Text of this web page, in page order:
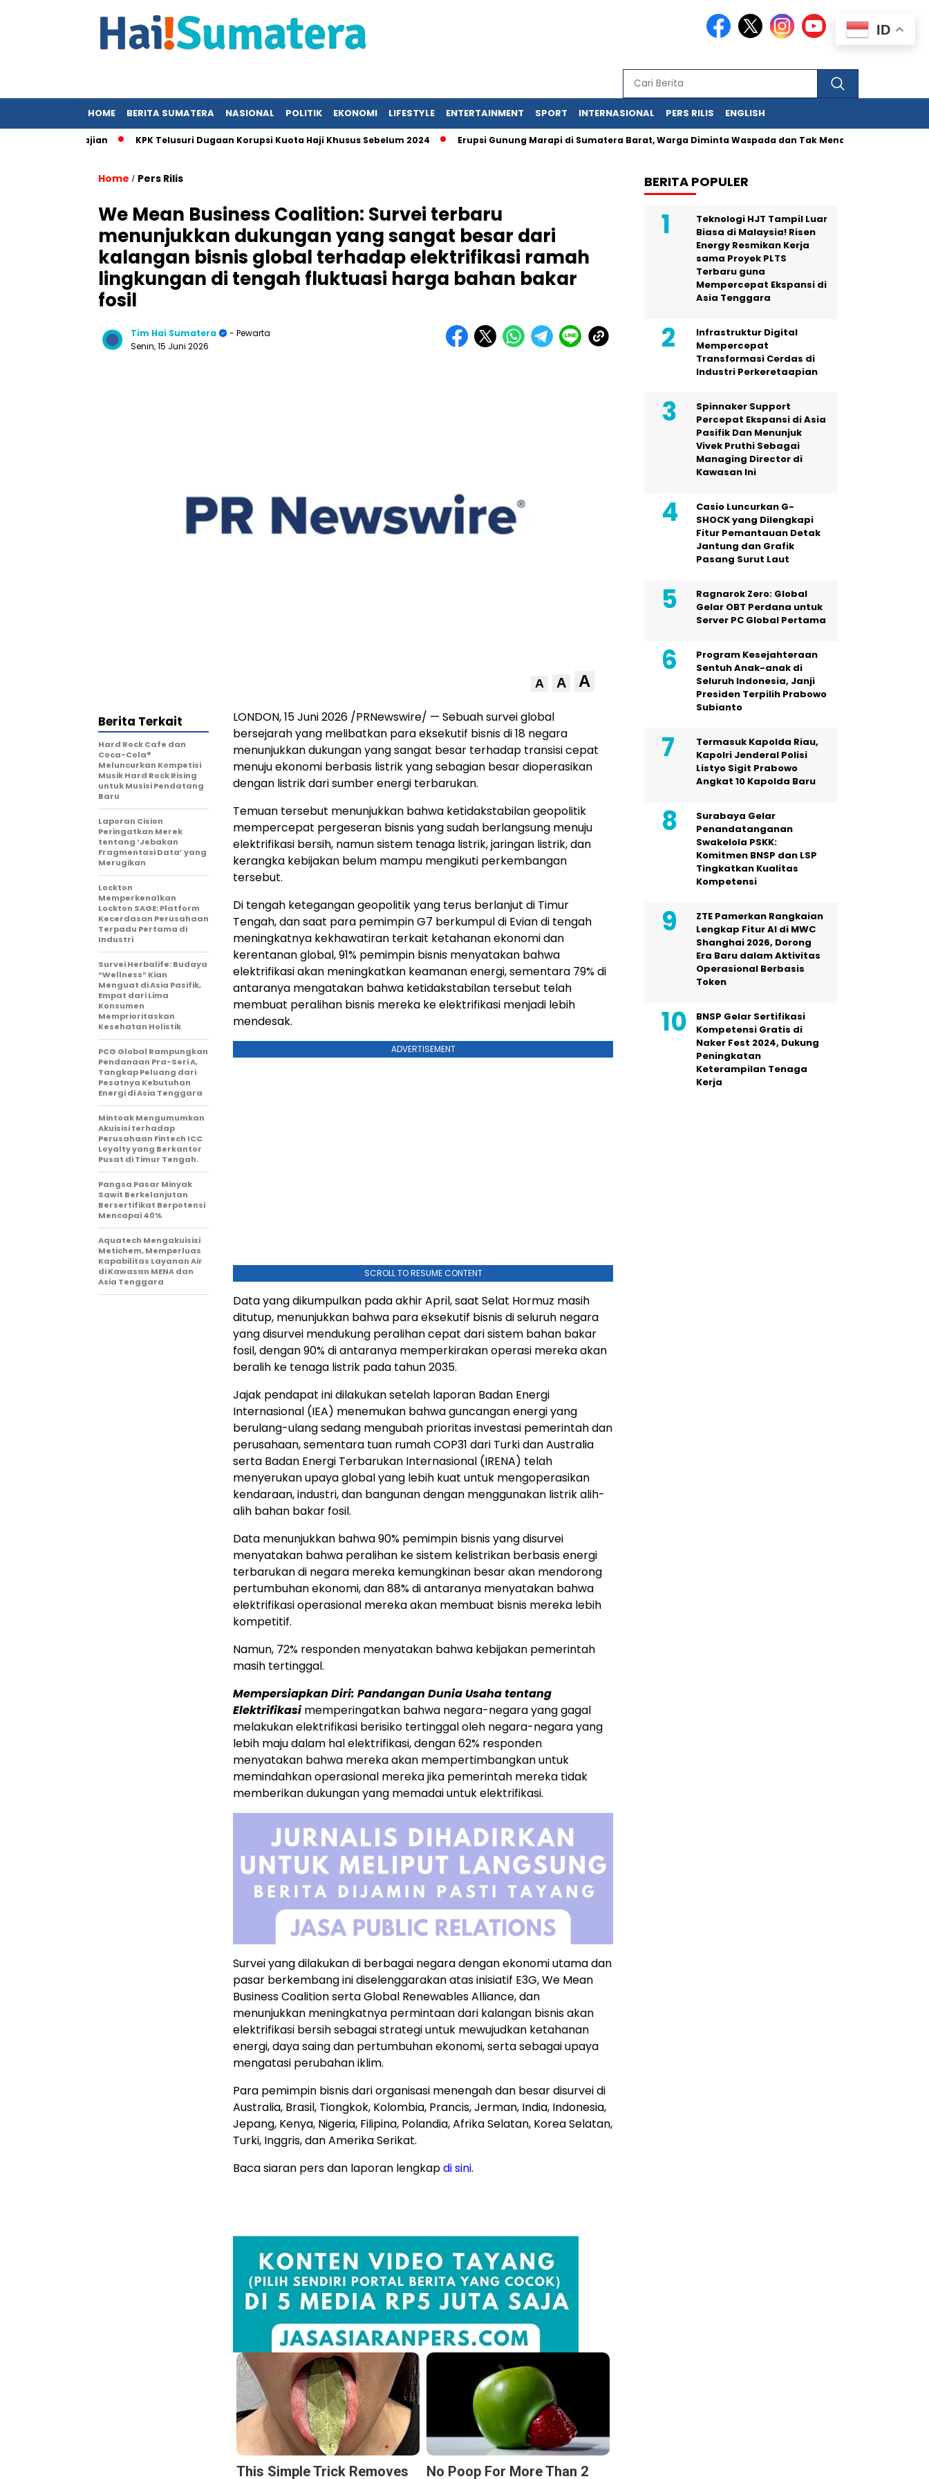
HOME BERITA SUMATERA NASIONAL POLITIK EKONOMI LIFESTYLE ENTERTAINMENT SPORT INTERNASIONAL PERS RILIS ENGLISH
KPK Telusuri Dugaan Korupsi Kuota Haji Khusus Sebelum 2024 Erupsi Gunung Marapi di Sumatera Barat, Warga Diminta Waspada dan Tak Mendekat Kawah
Home / Pers Rilis
We Mean Business Coalition: Survei terbaru
menunjukkan dukungan yang sangat besar dari
kalangan bisnis global terhadap elektrifikasi ramah
lingkungan di tengah fluktuasi harga bahan bakar
fosil
Tim Hai Sumatera
- Pewarta
Senin, 15 Juni 2026
A A A
LONDON,15 Juni 2026 /PRNewswire/ — Sebuah survei global
bersejarah yang melibatkan para eksekutif bisnis di 18 negara
menunjukkan dukungan yang sangat besar terhadap transisi cepat
menuju ekonomi berbasis listrik yang sebagian besar dioperasikan
dengan listrik dari sumber energi terbarukan.
Temuan tersebut menunjukkan bahwa ketidakstabilan geopolitik
mempercepat pergeseran bisnis yang sudah berlangsung menuju
elektrifikasi bersih, namun sistem tenaga listrik, jaringan listrik, dan
kerangka kebijakan belum mampu mengikuti perkembangan
tersebut.
Di tengah ketegangan geopolitik yang terus berlanjut di Timur
Tengah, dan saat para pemimpin G7 berkumpul di Evian di tengah
meningkatnya kekhawatiran terkait ketahanan ekonomi dan
kerentanan global, 91% pemimpin bisnis menyatakan bahwa
elektrifikasi akan meningkatkan keamanan energi, sementara 79% di
antaranya mengatakan bahwa ketidakstabilan tersebut telah
membuat peralihan bisnis mereka ke elektrifikasi menjadi lebih
mendesak.
ADVERTISEMENT
SCROLL TO RESUME CONTENT
Data yang dikumpulkan pada akhir April, saat Selat Hormuz masih
ditutup, menunjukkan bahwa para eksekutif bisnis di seluruh negara
yang disurvei mendukung peralihan cepat dari sistem bahan bakar
fosil, dengan 90% di antaranya memperkirakan operasi mereka akan
beralih ke tenaga listrik pada tahun 2035.
Jajak pendapat ini dilakukan setelah laporan Badan Energi
Internasional (IEA) menemukan bahwa guncangan energi yang
berulang-ulang sedang mengubah prioritas investasi pemerintah dan
perusahaan, sementara tuan rumah COP31 dari Turki dan Australia
serta Badan Energi Terbarukan Internasional (IRENA) telah
menyerukan upaya global yang lebih kuat untuk mengoperasikan
kendaraan, industri, dan bangunan dengan menggunakan listrik alih-
alih bahan bakar fosil.
Data menunjukkan bahwa 90% pemimpin bisnis yang disurvei
menyatakan bahwa peralihan ke sistem kelistrikan berbasis energi
terbarukan di negara mereka kemungkinan besar akan mendorong
pertumbuhan ekonomi, dan 88% di antaranya menyatakan bahwa
elektrifikasi operasional mereka akan membuat bisnis mereka lebih
kompetitif.
Namun, 72% responden menyatakan bahwa kebijakan pemerintah
masih tertinggal.
Mempersiapkan Diri: Pandangan Dunia Usaha tentang
Elektrifikasimemperingatkan bahwa negara-negara yang gagal
melakukan elektrifikasi berisiko tertinggal oleh negara-negara yang
lebih maju dalam hal elektrifikasi, dengan 62% responden
menyatakan bahwa mereka akan mempertimbangkan untuk
memindahkan operasional mereka jika pemerintah mereka tidak
memberikan dukungan yang memadai untuk elektrifikasi.
Survei yang dilakukan di berbagai negara dengan ekonomi utama dan
pasar berkembang ini diselenggarakan atas inisiatif E3G, We Mean
Business Coalition serta Global Renewables Alliance, dan
menunjukkan meningkatnya permintaan dari kalangan bisnis akan
elektrifikasi bersih sebagai strategi untuk mewujudkan ketahanan
energi, daya saing dan pertumbuhan ekonomi, serta sebagai upaya
mengatasi perubahan iklim.
Para pemimpin bisnis dari organisasi menengah dan besar disurvei di
Australia, Brasil, Tiongkok, Kolombia, Prancis, Jerman, India, Indonesia,
Jepang, Kenya, Nigeria, Filipina, Polandia, Afrika Selatan, Korea Selatan,
Turki, Inggris, dan Amerika Serikat.
Baca siaran pers dan laporan lengkapdi sini.
This Simple Trick Removes
No Poop For More Than 2
Berita Terkait
Hard Rock Cafe dan
Coca-Cola®
Meluncurkan Kompetisi
Musik Hard Rock Rising
untuk Musisi Pendatang
Baru
Laporan Cision
Peringatkan Merek
tentang ‘Jebakan
Fragmentasi Data’ yang
Merugikan
Lockton
Memperkenalkan
Lockton SAGE: Platform
Kecerdasan Perusahaan
Terpadu Pertama di
Industri
Survei Herbalife: Budaya
“Wellness” Kian
Menguat di Asia Pasifik,
Empat dari Lima
Konsumen
Memprioritaskan
Kesehatan Holistik
PCG Global Rampungkan
Pendanaan Pra-Seri A,
Tangkap Peluang dari
Pesatnya Kebutuhan
Energi di Asia Tenggara
Mintoak Mengumumkan
Akuisisi terhadap
Perusahaan Fintech ICC
Loyalty yang Berkantor
Pusat di Timur Tengah.
Pangsa Pasar Minyak
Sawit Berkelanjutan
Bersertifikat Berpotensi
Mencapai 40%
Aquatech Mengakuisisi
Metichem, Memperluas
Kapabilitas Layanan Air
di Kawasan MENA dan
Asia Tenggara
BERITA POPULER
Teknologi HJT Tampil Luar
Biasa di Malaysia! Risen
Energy Resmikan Kerja
sama Proyek PLTS
Terbaru guna
Mempercepat Ekspansi di
Asia Tenggara
Infrastruktur Digital
Mempercepat
Transformasi Cerdas di
Industri Perkeretaapian
Spinnaker Support
Percepat Ekspansi di Asia
Pasifik Dan Menunjuk
Vivek Pruthi Sebagai
Managing Director di
Kawasan Ini
Casio Luncurkan G-
SHOCK yang Dilengkapi
Fitur Pemantauan Detak
Jantung dan Grafik
Pasang Surut Laut
Ragnarok Zero: Global
Gelar OBT Perdana untuk
Server PC Global Pertama
Program Kesejahteraan
Sentuh Anak-anak di
Seluruh Indonesia, Janji
Presiden Terpilih Prabowo
Subianto
Termasuk Kapolda Riau,
Kapolri Jenderal Polisi
Listyo Sigit Prabowo
Angkat 10 Kapolda Baru
Surabaya Gelar
Penandatanganan
Swakelola PSKK:
Komitmen BNSP dan LSP
Tingkatkan Kualitas
Kompetensi
ZTE Pamerkan Rangkaian
Lengkap Fitur AI di MWC
Shanghai 2026, Dorong
Era Baru dalam Aktivitas
Operasional Berbasis
Token
BNSP Gelar Sertifikasi
Kompetensi Gratis di
Naker Fest 2024, Dukung
Peningkatan
Keterampilan Tenaga
Kerja
ID